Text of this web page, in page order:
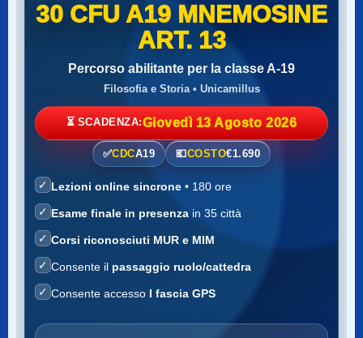
30 CFU A19 MNEMOSINE
ART. 13
Percorso abilitante per la classe A-19
Filosofia e Storia • Unicamillus
⏳ SCADENZA:Giovedì 13 Agosto 2026
✅CDCA19 💶COSTO€1.690
✓ Lezioni online sincrone • 180 ore
✓ Esame finale in presenza in 35 città
✓ Corsi riconosciuti MUR e MIM
✓ Consente il passaggio ruolo/cattedra
✓ Consente accesso I fascia GPS